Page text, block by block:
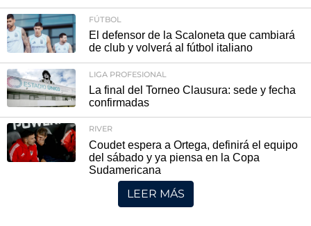
FÚTBOL
El defensor de la Scaloneta que cambiará
de club y volverá al fútbol italiano
LIGA PROFESIONAL
La final del Torneo Clausura: sede y fecha
confirmadas
RIVER
Coudet espera a Ortega, definirá el equipo
del sábado y ya piensa en la Copa
Sudamericana
LEER MÁS